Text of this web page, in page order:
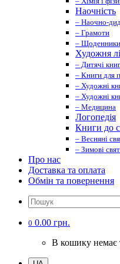
Наочність
– Наочно-
– Грамоти
– Щоденники,
Художня
– Дитячі
– Книги для
– Художні
– Художні
– Медицина
Логопедія
Книги до
– Весняні
– Зимові
Про нас
Доставка та оплата
Обмін та повернення
0 0.00 грн.
В кошику немає